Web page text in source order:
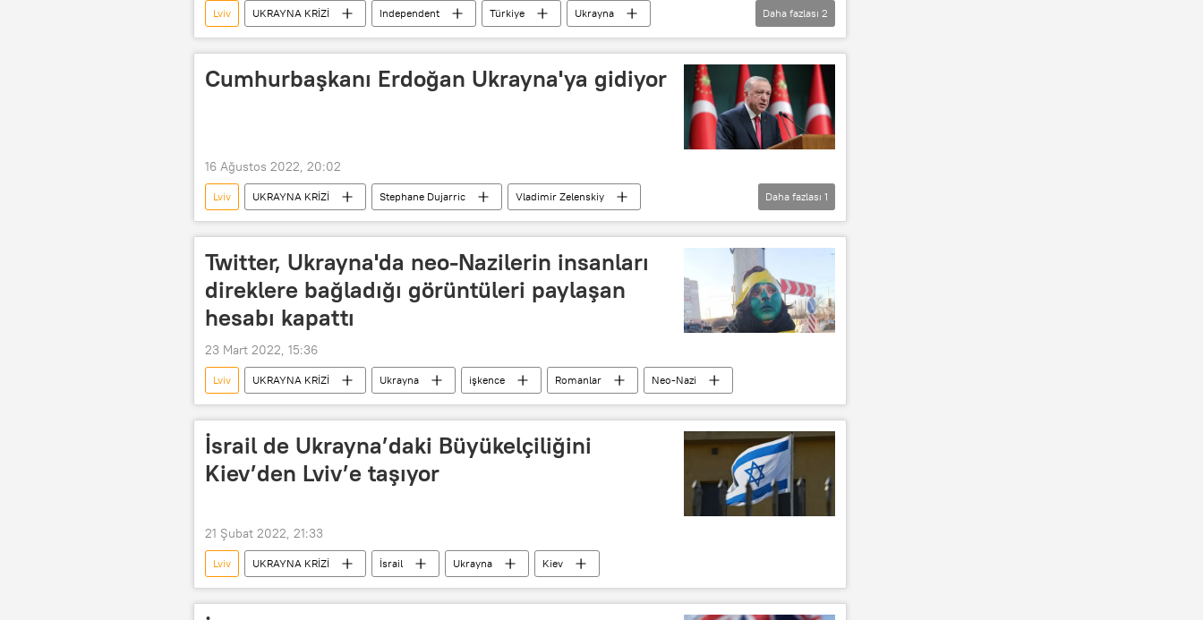
Lviv UKRAYNA KRİZİ Independent Türkiye
Ukrayna
Recep Tayyip Erdoğan
Vladimir Zelenskiy
Daha fazlası 2
Cumhurbaşkanı Erdoğan Ukrayna'ya gidiyor
16 Ağustos 2022, 20:02
Lviv UKRAYNA KRİZİ Stephane Dujarric
Vladimir Zelenskiy
Recep Tayyip Erdoğan
Daha fazlası 1
Twitter, Ukrayna'da neo-Nazilerin insanları
direklere bağladığı görüntüleri paylaşan
hesabı kapattı
23 Mart 2022, 15:36
Lviv UKRAYNA KRİZİ Ukrayna işkence Romanlar Neo-Nazi
İsrail de Ukrayna’daki Büyükelçiliğini
Kiev’den Lviv’e taşıyor
21 Şubat 2022, 21:33
Lviv UKRAYNA KRİZİ İsrail Ukrayna Kiev